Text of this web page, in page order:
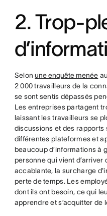
2. Trop-
Selonune enquête menée
2 000 travailleurs de la
se sont sentis dépassés
Les entreprises partagent
laissant les travailleurs se
discussions et des rapports
différentes plateformes et
beaucoup d’informations à
personne qui vient d’arriver
accablante, la surcharge
perte de temps. Les
dont ils ont besoin, ce qui
apprendre et s’acquitter de